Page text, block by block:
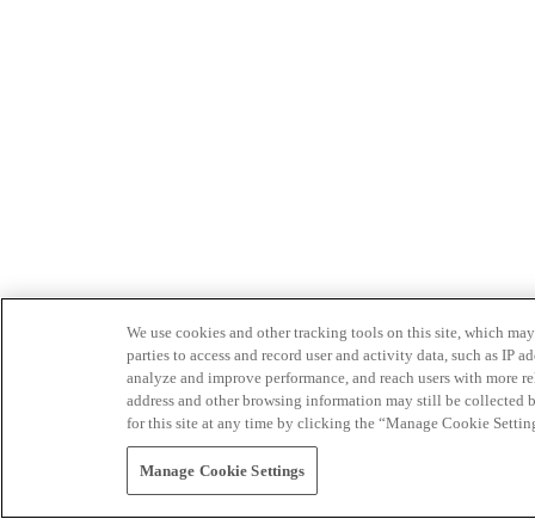
We use cookies and other tracking tools on this site, which
parties to access and record user and activity data, such as IP
analyze and improve performance, and reach users with
address and other browsing information may still be collected
for this site at any time by clicking the “Manage Cookie
Manage Cookie Settings